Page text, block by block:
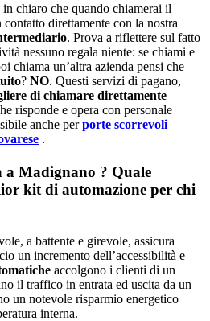
chiaro che quando chiamerai il
contatto direttamente con la nostra
. Prova a riflettere sul fatto
nessuno regala niente: se chiami e
chiama un’altra azienda pensi che
? NO. Questi servizi di pagano,
di chiamare direttamente
risponde e opera con personale
anche perporte scorrevoli
.
Madignano ? Quale
kit di automazione per chi
a battente e girevole, assicura
un incremento dell’accessibilità e
accolgono i clienti di un
il traffico in entrata ed uscita da un
un notevole risparmio energetico
interna.